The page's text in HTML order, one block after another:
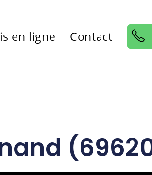
en ligne Contact